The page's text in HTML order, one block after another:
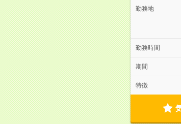
勤務地
勤務時間
期間
特徴